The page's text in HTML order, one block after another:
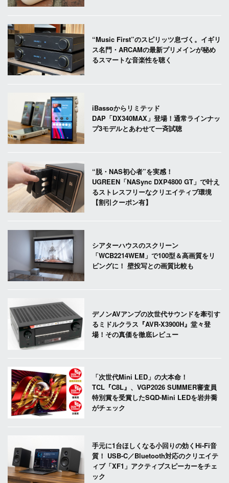
“Music First”のスピリッツ息づく。イギリ
ス名門・ARCAMの最新プリメインが秘め
るスマートな音楽性を聴く
iBassoからリミテッド
DAP「DX340MAX」登場！通常ラインナッ
プ3モデルとあわせて一斉試聴
“脱・NAS初心者”を実感！
UGREEN「NASync DXP4800 GT」で叶え
るストレスフリーなクリエイティブ環境
【割引クーポン有】
シアターハウスのスクリーン
「WCB2214WEM」で100型＆高画質をリ
ビングに！ 壁投写との画質比較も
デノンAVアンプの次世代サウンドを牽引す
るミドルクラス『AVR-X3900H』堂々登
場！その真価を徹底レビュー
「次世代Mini LED」の大本命！
TCL『C8L』、VGP2026 SUMMER審査員
特別賞を受賞したSQD-Mini LEDを岩井喬
がチェック
手元に1台ほしくなる小回りの効くHi-Fi音
質！ USB-C／Bluetooth対応のクリエイテ
ィブ「XF1」アクティブスピーカーをチェ
ック